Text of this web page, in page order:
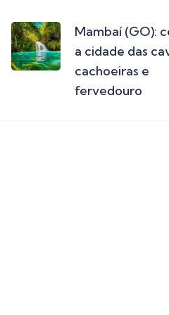
Mambaí (GO):
a cidade das
cachoeiras e
fervedouro